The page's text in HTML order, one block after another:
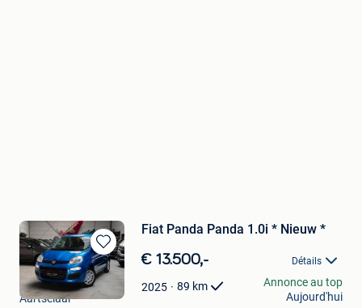
Sauvegarder
dans
Mes
Favoris
Fiat Panda Panda 1.0i * Nieuw *
€ 13.500,- Détails
2025 89 km
About Cars
Aartselaar
Annonce au top
Aujourd'hui